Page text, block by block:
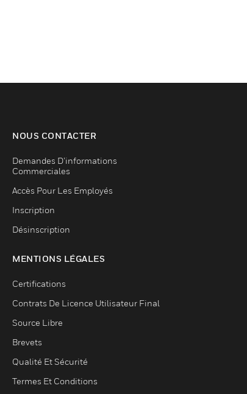
NOUS CONTACTER
Demandes D’informations
Commerciales
Accès Pour Les Employés
Inscription
Désinscription
MENTIONS LÉGALES
Certifications
Contrats De Licence Utilisateur Final
Source Libre
Brevets
Qualité Et Sécurité
Termes Et Conditions